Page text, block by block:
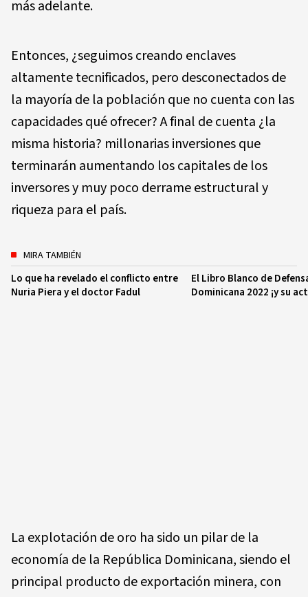
más adelante.
Entonces, ¿seguimos creando enclaves
altamente tecnificados, pero desconectados de
la mayoría de la población que no cuenta con las
capacidades qué ofrecer? A final de cuenta ¿la
misma historia? millonarias inversiones que
terminarán aumentando los capitales de los
inversores y muy poco derrame estructural y
riqueza para el país.
MIRA TAMBIÉN
Lo que ha revelado el conflicto entre
Nuria Piera y el doctor Fadul
El Libro Blanco de
Dominicana 2022 ¡y su
La explotación de oro ha sido un pilar de la
economía de la República Dominicana, siendo el
principal producto de exportación minera, con